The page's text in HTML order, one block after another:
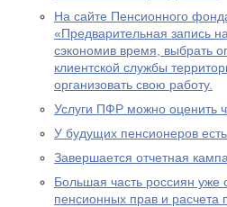
На сайте Пенсионного
«Предварительная запись
сэкономив время, выбрать
клиентской службы
организовать свою работу.
Услуги ПФР можно оценить
У будущих пенсионеров
Завершается отчетная
Большая часть россиян
пенсионных прав и расчета